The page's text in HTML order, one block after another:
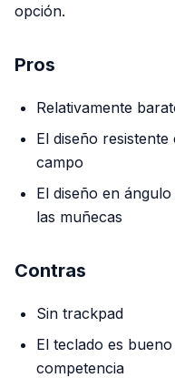
opción.
Pros
Relativamente
El diseño
campo
El diseño en
las muñecas
Contras
Sin trackpad
El teclado es
competencia